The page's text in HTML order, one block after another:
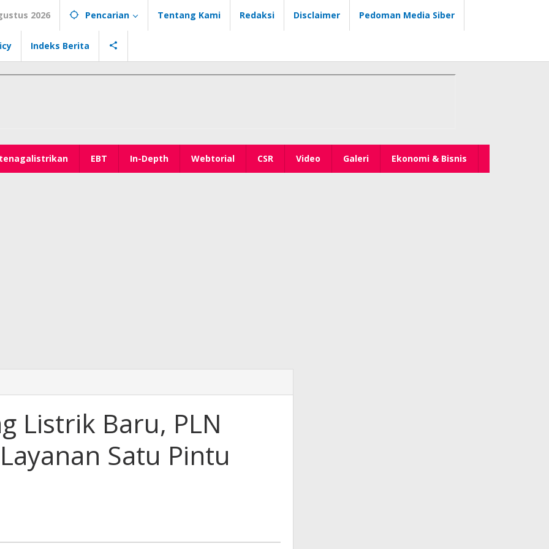
2026 Pencarian Tentang Kami Redaksi Disclaimer Pedoman Media Siber
Indeks Berita
EBT In-Depth Webtorial CSR Video Galeri Ekonomi & Bisnis
Listrik Baru, PLN
Satu Pintu